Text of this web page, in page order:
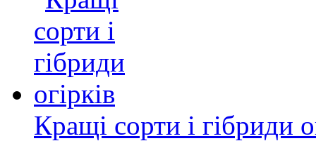
Кращі сорти і гібриди